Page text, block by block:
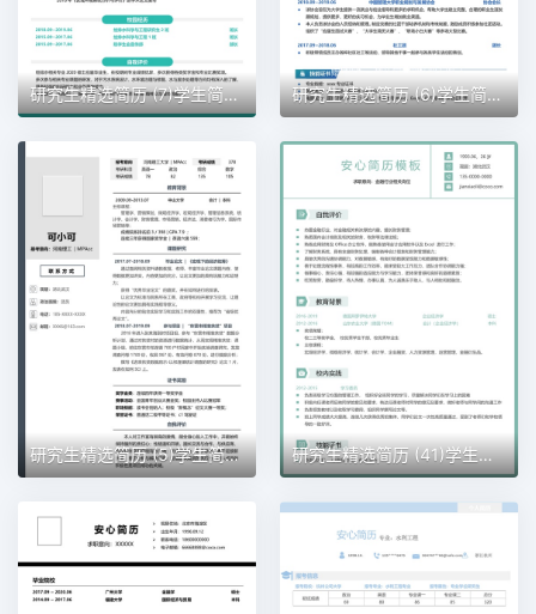
研究生精选简历 (7)学生简历word模板 研究生精选简历 (6)学生简历word模板
研究生精选简历 (5)学生简历word模板 研究生精选简历 (41)学生简历word模板